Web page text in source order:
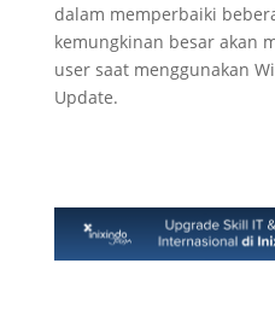
dalam memperbaiki
kemungkinan besar akan
user saat menggunakan
Update.